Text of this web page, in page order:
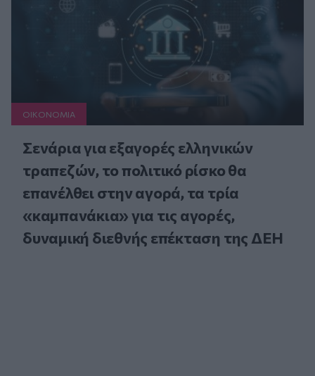
ΟΙΚΟΝΟΜΙΑ
Σενάρια για εξαγορές ελληνικών
τραπεζών, το πολιτικό ρίσκο θα
επανέλθει στην αγορά, τα τρία
«καμπανάκια» για τις αγορές,
δυναμική διεθνής επέκταση της ΔΕΗ